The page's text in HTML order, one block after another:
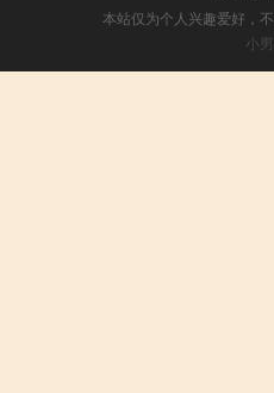
本站仅为个人兴趣爱好，
小